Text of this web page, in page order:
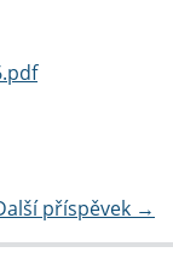
příspěvek →